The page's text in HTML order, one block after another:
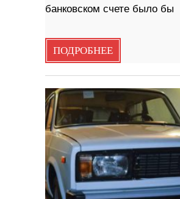
банковском счете было бы
ПОДРОБНЕЕ